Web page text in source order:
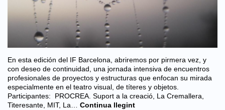
En esta edición del IF Barcelona, abriremos por pirmera vez, y
con deseo de continuidad, una jornada intensiva de encuentros
profesionales de proyectos y estructuras que enfocan su mirada
especialmente en el teatro visual, de títeres y objetos.
Participantes: PROCREA. Suport a la creació, La Cremallera,
Titeresante, MIT, La…
Continua llegint